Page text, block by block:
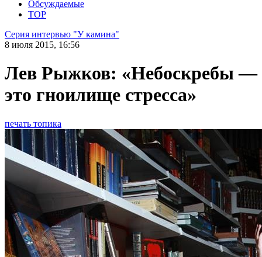
Обсуждаемые
TOP
Серия интервью "У камина"
8 июля 2015, 16:56
Лев Рыжков: «Небоскребы —
это гноилище стресса»
печать топика